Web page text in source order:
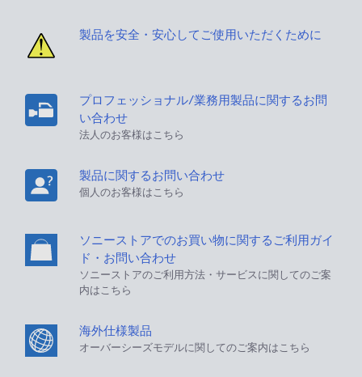
製品を安全・安心してご使用いただくために
プロフェッショナル/業務用製品に関するお問
い合わせ
法人のお客様はこちら
製品に関するお問い合わせ
個人のお客様はこちら
ソニーストアでのお買い物に関するご利用ガイ
ド・お問い合わせ
ソニーストアのご利用方法・サービスに関してのご案
内はこちら
海外仕様製品
オーバーシーズモデルに関してのご案内はこちら